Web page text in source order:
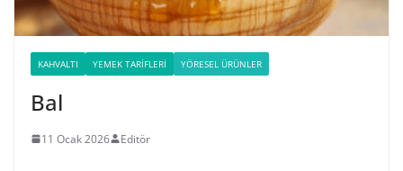
KAHVALTI YEMEK TARIFLERI YÖRESEL ÜRÜNLER
Bal
11 Ocak 2026 Editör